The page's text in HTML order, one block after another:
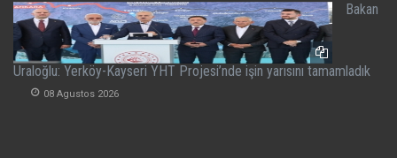
Bakan
Uraloğlu: Yerköy-Kayseri YHT Projesi’nde işin yarısını tamamladık
08 Agustos 2026